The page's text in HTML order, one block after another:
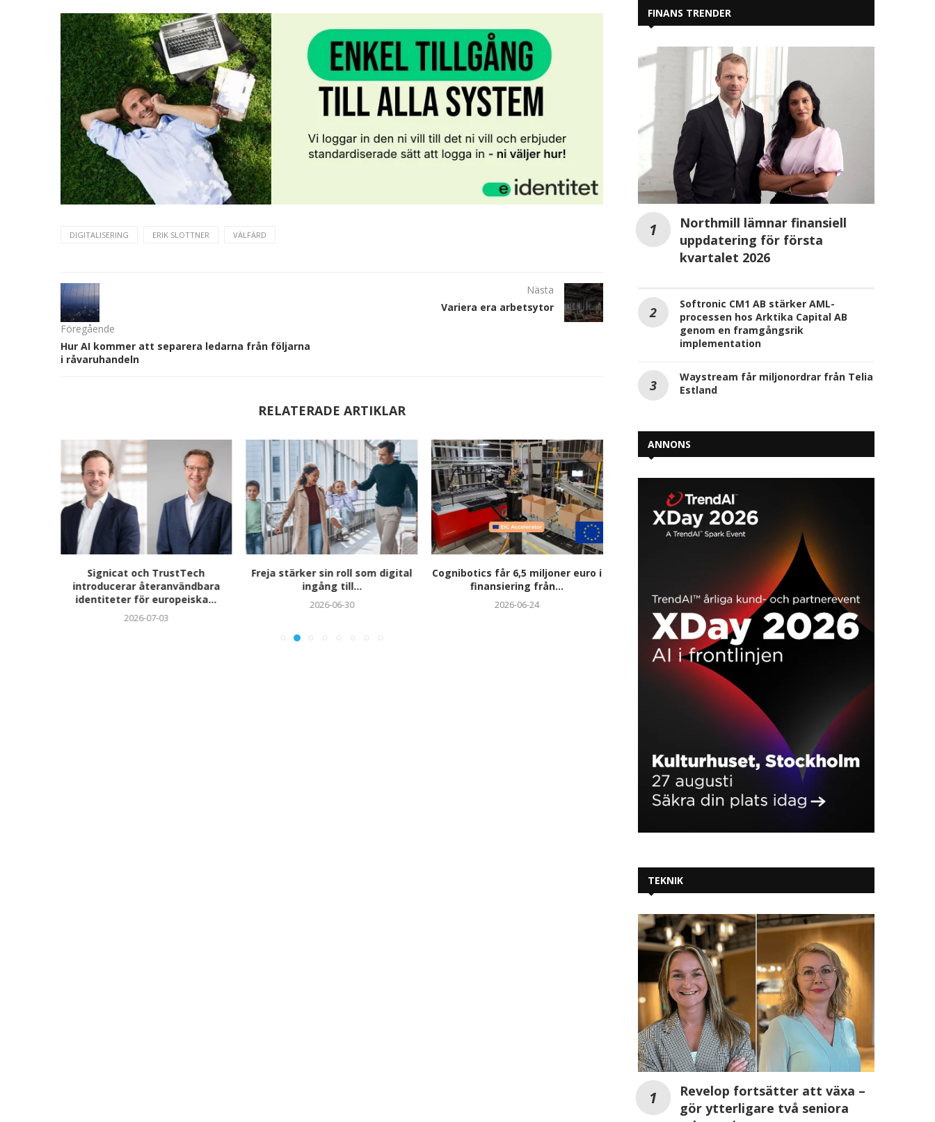
DIGITALISERING ERIK SLOTTNER VÄLFÄRD
Föregående
Hur AI kommer att separera ledarna från följarna
i råvaruhandeln
Nästa
Variera era arbetsytor
RELATERADE ARTIKLAR
Signicat och TrustTech
introducerar återanvändbara
identiteter för europeiska...
2026-07-03
Freja stärker sin roll som digital
ingång till...
2026-06-30
Cognibotics får 6,5 miljoner euro i
finansiering från...
2026-06-24
9 av 10 populäraste apparna i
2026-06-17
rekonditionerade
kvalitetssäkrad
FINANS TRENDER
Northmill lämnar finansiell
uppdatering för första
kvartalet 2026
Softronic CM1 AB stärker AML-
processen hos Arktika Capital AB
genom en framgångsrik
implementation
Waystream får miljonordrar från Telia
Estland
ANNONS
TEKNIK
Revelop fortsätter att växa –
gör ytterligare två seniora